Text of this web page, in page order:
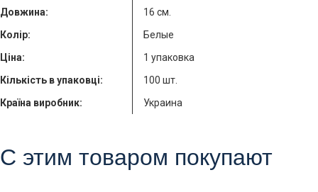
Довжина:
16 см.
Колір:
Белые
Ціна:
1 упаковка
Кількість в упаковці:
100 шт.
Країна виробник:
Украина
С этим товаром покупают